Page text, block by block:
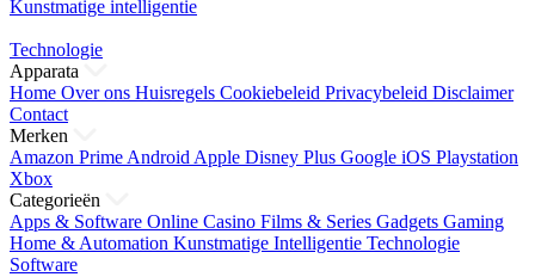
Kunstmatige intelligentie
Technologie
Apparata
Home Over ons Huisregels Cookiebeleid Privacybeleid Disclaimer
Contact
Merken
Amazon Prime Android Apple Disney Plus Google iOS Playstation
Xbox
Categorieën
Apps & Software Online Casino Films & Series Gadgets Gaming
Home & Automation Kunstmatige Intelligentie Technologie
Software